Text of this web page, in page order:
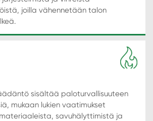
joilla vähennetään talon
sisältää paloturvallisuuteen
mukaan lukien vaatimukset
savuhälyttimistä ja